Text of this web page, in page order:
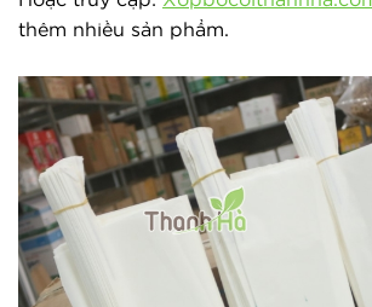
thêm nhiều sản phẩm.